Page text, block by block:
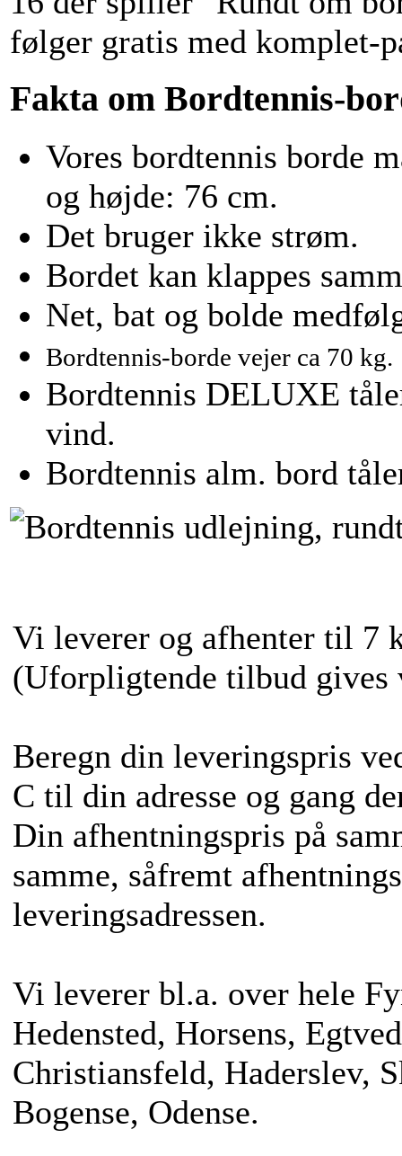
følger gratis med komplet-
Fakta om Bordtennis-
Vores bordtennis borde
og højde: 76 cm.
Det bruger ikke strøm.
Bordet kan klappes
Net, bat og bolde
Bordtennis-borde vejer ca 70 kg.
Bordtennis DELUXE
vind.
Bordtennis alm. bord
Vi leverer og afhenter til 7
(Uforpligtende tilbud gives
Beregn din leveringspris
C til din adresse og gang
Din afhentningspris på
samme, såfremt
leveringsadressen.
Vi leverer bl.a. over hele
Hedensted, Horsens,
Christiansfeld, Haderslev,
Bogense, Odense.